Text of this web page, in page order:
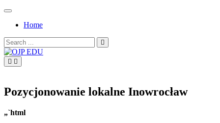
Skip
contentHome
Search
for:
Pozycjonowanie lokalne Inowrocław
„`html